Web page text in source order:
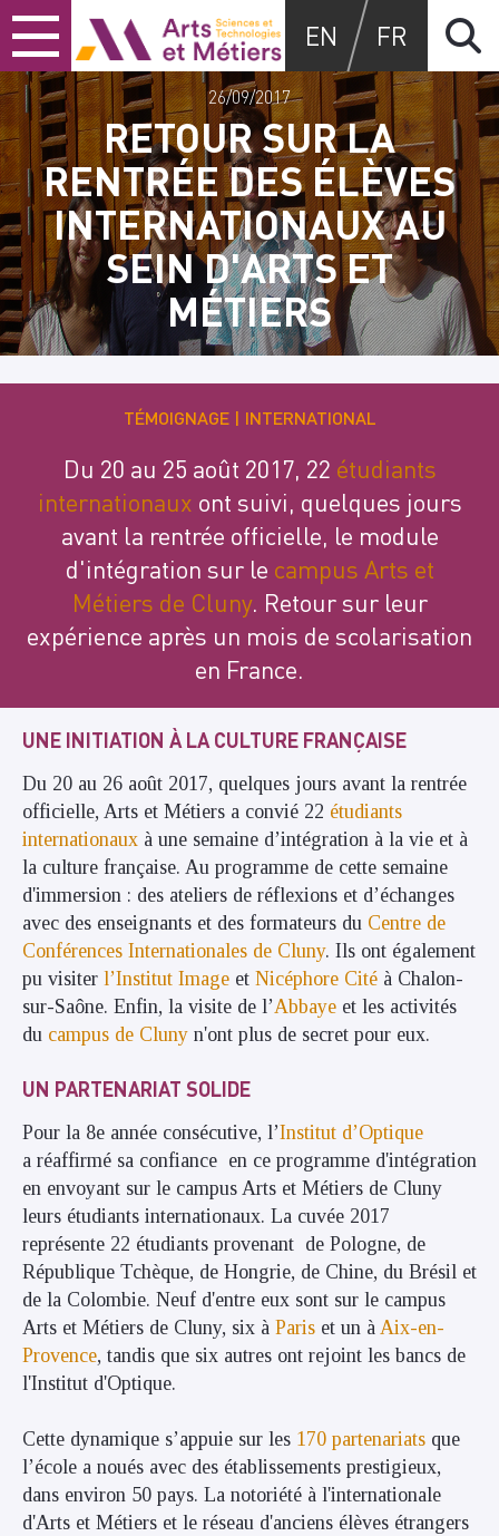
Skip
to
content
Skip
to
main
menu
Skip
to
search
Arts et métiers
EN FR
RETOUR SUR LA
RENTRÉE DES ÉLÈVES
INTERNATIONAUX AU
SEIN D'ARTS ET
MÉTIERS
26/09/2017
TÉMOIGNAGE INTERNATIONAL
Du 20 au 25 août 2017, 22 étudiants
internationaux ont suivi, quelques jours
avant la rentrée officielle, le module
d'intégration sur le campus Arts et
Métiers de Cluny. Retour sur leur
expérience après un mois de scolarisation
en France.
UNE INITIATION À LA CULTURE FRANÇAISE
Du 20 au 26 août 2017, quelques jours avant la rentrée
officielle, Arts et Métiers a convié 22 étudiants
internationaux à une semaine d’intégration à la vie et à
la culture française. Au programme de cette semaine
d'immersion : des ateliers de réflexions et d’échanges
avec des enseignants et des formateurs du Centre de
Conférences Internationales de Cluny. Ils ont également
pu visiter l’Institut Image et Nicéphore Cité à Chalon-
sur-Saône. Enfin, la visite de l’Abbaye et les activités
du campus de Cluny n'ont plus de secret pour eux.
UN PARTENARIAT SOLIDE
Pour la 8e année consécutive, l’Institut d’Optique
a réaffirmé sa confiance en ce programme d'intégration
en envoyant sur le campus Arts et Métiers de Cluny
leurs étudiants internationaux. La cuvée 2017
représente 22 étudiants provenant de Pologne, de
République Tchèque, de Hongrie, de Chine, du Brésil et
de la Colombie. Neuf d'entre eux sont sur le campus
Arts et Métiers de Cluny, six à Paris et un à Aix-en-
Provence, tandis que six autres ont rejoint les bancs de
l'Institut d'Optique.
Cette dynamique s’appuie sur les 170 partenariats que
l’école a noués avec des établissements prestigieux,
dans environ 50 pays. La notoriété à l'internationale
d'Arts et Métiers et le réseau d'anciens élèves étrangers